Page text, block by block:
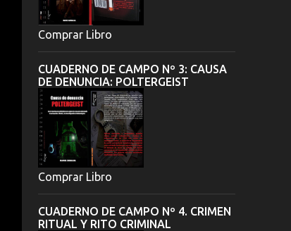
Comprar Libro
CUADERNO DE CAMPO Nº 3: CAUSA
DE DENUNCIA: POLTERGEIST
Comprar Libro
CUADERNO DE CAMPO Nº 4. CRIMEN
RITUAL Y RITO CRIMINAL